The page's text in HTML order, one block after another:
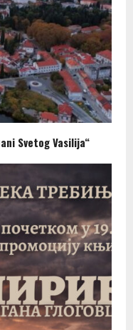
Svetog Vasilija“